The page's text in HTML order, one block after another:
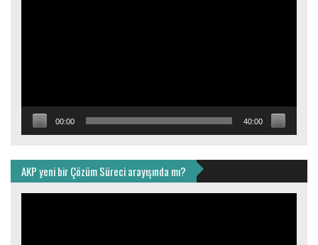
00:00 40:00
AKP yeni bir Çözüm Süreci arayışında mı?